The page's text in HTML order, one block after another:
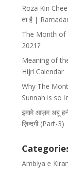
Roza Kin
ता है |
The Month of
2021?
Meaning of
Hijri Calendar
Why The
Sunnah is so
इमामे आज़म अबू
ज़िन्दगी (Part-3)
Ambiya e